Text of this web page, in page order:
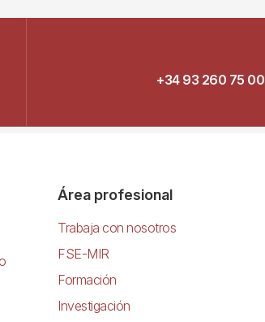
+34 93 260 75 00
Área profesional
Trabaja con nosotros
FSE-MIR
Formación
Investigación